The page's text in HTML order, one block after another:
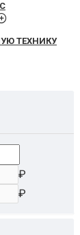
ТЕХНИКУ
₽
₽